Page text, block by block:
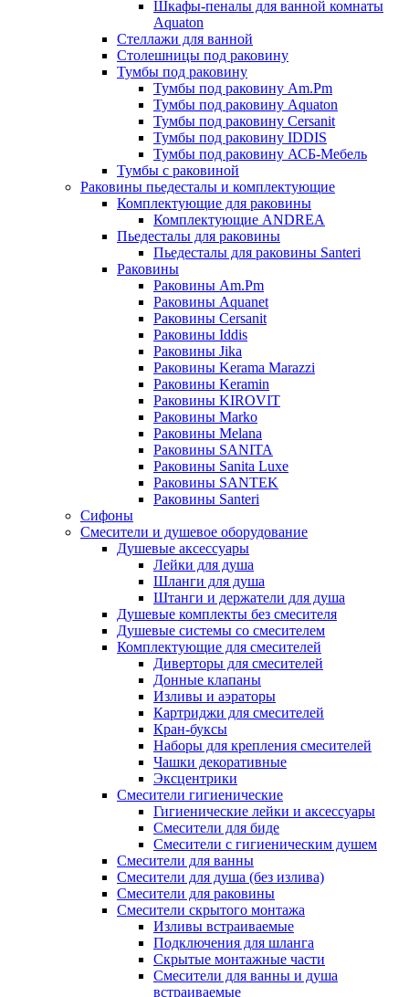
Шкафы-пеналы для ванной комнаты
Aquaton
Стеллажи для ванной
Столешницы под раковину
Тумбы под раковину
Тумбы под раковину Am.Pm
Тумбы под раковину Aquaton
Тумбы под раковину Cersanit
Тумбы под раковину IDDIS
Тумбы под раковину АСБ-Мебель
Тумбы с раковиной
Раковины пьедесталы и комплектующие
Комплектующие для раковины
Комплектующие ANDREA
Пьедесталы для раковины
Пьедесталы для раковины Santeri
Раковины
Раковины Am.Pm
Раковины Aquanet
Раковины Cersanit
Раковины Iddis
Раковины Jika
Раковины Kerama Marazzi
Раковины Keramin
Раковины KIROVIT
Раковины Marko
Раковины Melana
Раковины SANITA
Раковины Sanita Luxe
Раковины SANTEK
Раковины Santeri
Сифоны
Смесители и душевое оборудование
Душевые аксессуары
Лейки для душа
Шланги для душа
Штанги и держатели для душа
Душевые комплекты без смесителя
Душевые системы со смесителем
Комплектующие для смесителей
Диверторы для смесителей
Донные клапаны
Изливы и аэраторы
Картриджи для смесителей
Кран-буксы
Наборы для крепления смесителей
Чашки декоративные
Эксцентрики
Смесители гигиенические
Гигиенические лейки и аксессуары
Смесители для биде
Смесители с гигиеническим душем
Смесители для ванны
Смесители для душа (без излива)
Смесители для раковины
Смесители скрытого монтажа
Изливы встраиваемые
Подключения для шланга
Скрытые монтажные части
Смесители для ванны и душа
встраиваемые